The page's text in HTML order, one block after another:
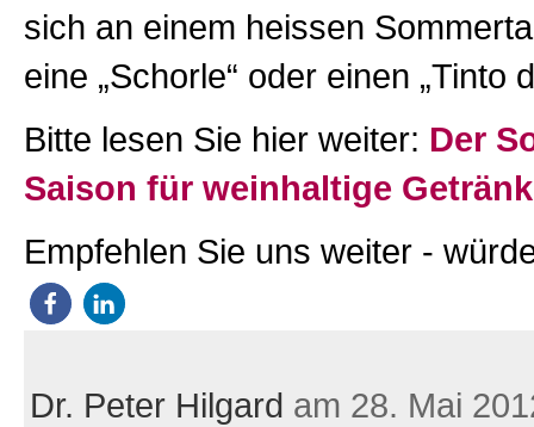
sich an einem heissen
eine „Schorle“ oder einen „Tinto
Bitte lesen Sie hier weiter: Der
Saison für weinhaltige
Empfehlen Sie uns weiter -
Dr. Peter Hilgard am 28. Mai